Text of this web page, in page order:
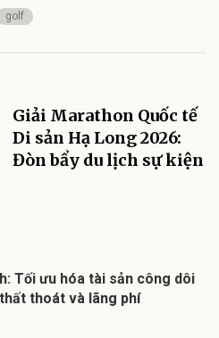
golf
Giải Marathon Quốc tế
Di sản Hạ Long 2026:
Đòn bẩy du lịch sự kiện
Tối ưu hóa tài sản công dôi
thoát và lãng phí